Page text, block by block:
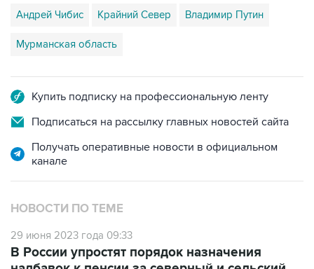
Мурманская область
Подписаться на рассылку главных новостей сайта
Получать оперативные новости в официальном
НОВОСТИ ПО ТЕМЕ
29 июня 2023 года 09:33
надбавок к пенсии за северный и сельский
стаж